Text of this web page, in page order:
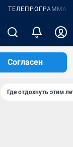
ТЕЛЕПРОГРАММА
Согласен
Где отдохнуть этим